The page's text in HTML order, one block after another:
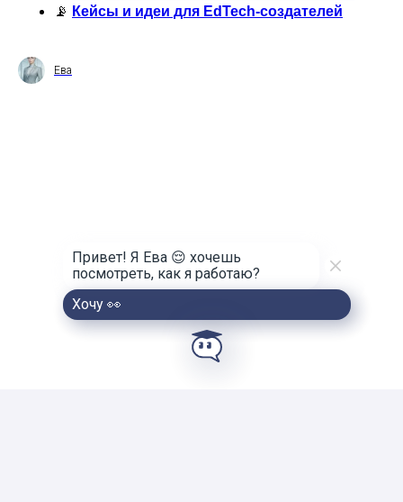
📡 Кейсы и идеи для EdTech-создателей
Ева
Привет! Я Ева 😌 хочешь
посмотреть, как я работаю?
Хочу 👀